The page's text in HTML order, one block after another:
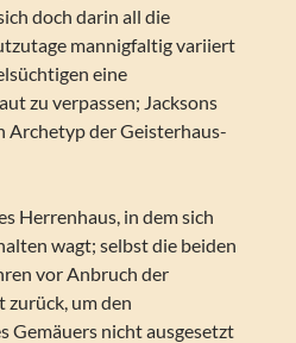
doch darin all die
mannigfaltig variiert
eine
zu verpassen; Jacksons
Archetyp der Geisterhaus-
Herrenhaus, in dem sich
wagt; selbst die beiden
vor Anbruch der
zurück, um den
Gemäuers nicht ausgesetzt